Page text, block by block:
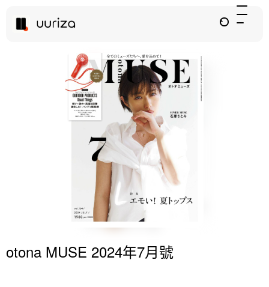
otona MUSE 2024年7月號